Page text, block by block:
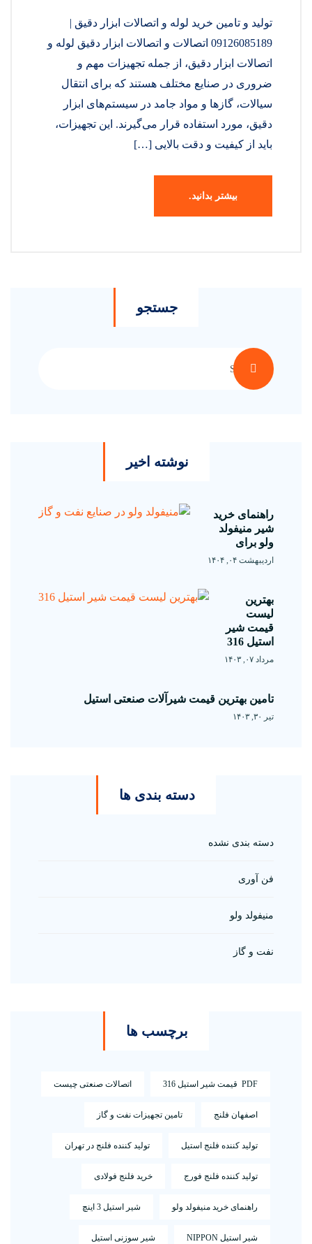
تولید و تامین خرید لوله و اتصالات ابزار دقیق |
09126085189 اتصالات و اتصالات ابزار دقیق لوله و
اتصالات ابزار دقیق، از جمله تجهیزات مهم و
ضروری در صنایع مختلف هستند که برای انتقال
سیالات، گازها و مواد جامد در سیستم‌های ابزار
دقیق، مورد استفاده قرار می‌گیرند. این تجهیزات،
باید از کیفیت و دقت بالایی […]
بیشتر بدانید.
جستجو
نوشته اخیر
راهنمای خرید
شیر منیفولد
ولو برای
اردیبهشت ۰۴, ۱۴۰۴
بهترین
لیست
قیمت شیر
استیل 316
مرداد ۰۷, ۱۴۰۳
تامین بهترین قیمت شیرآلات صنعتی استیل
تیر ۳۰, ۱۴۰۳
دسته بندی ها
دسته بندی نشده
فن آوری
منیفولد ولو
نفت و گاز
برچسب ها
PDF قیمت شیر استیل 316 اتصالات صنعتی چیست
اصفهان فلنج تامین تجهیزات نفت و گاز
تولید کننده فلنج استیل تولید کننده فلنج در تهران
تولید کننده فلنج فورج خرید فلنج فولادی
راهنمای خرید منیفولد ولو شیر استیل 3 اینچ
شیر استیل NIPPON شیر سوزنی استیل